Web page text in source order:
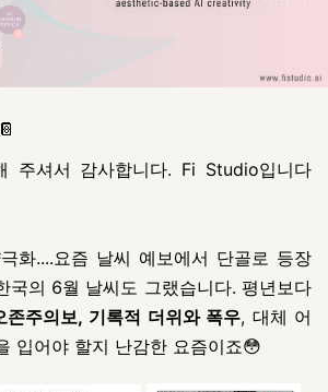
📔
주셔서 감사합니다. Fi Studio입니다
화....요즘 날씨 예보에서 단골로 등장
국의 6월 날씨도 그랬습니다. 평년보다
존주의보, 기록적 더위와 폭우, 대체 어
입어야 할지 난감한 요즘이죠😳